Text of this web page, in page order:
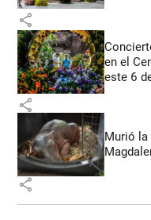
share
en el
este 6
share
Murió la
share